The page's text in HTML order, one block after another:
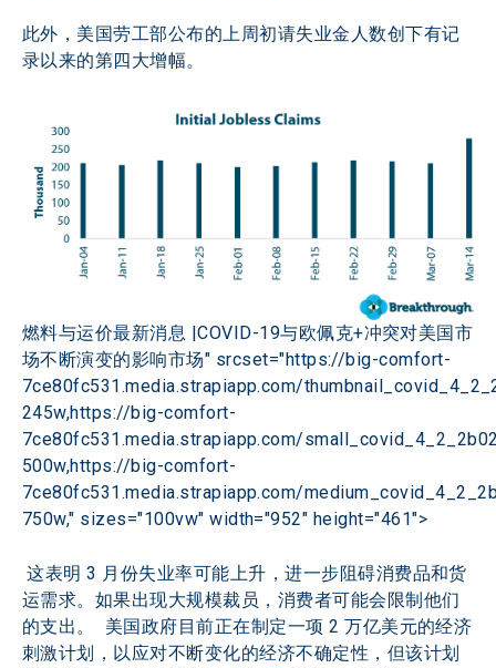
此外，美国劳工部公布的上周初请失业金人数创下有记
录以来的第四大增幅。
燃料与运价最新消息 |COVID-19与欧佩克+冲突对美国市
场不断演变的影响市场" srcset="https://big-comfort-
7ce80fc531.media.strapiapp.com/
245w,https://big-comfort-
7ce80fc531.media.strapiapp.com/
500w,https://big-comfort-
7ce80fc531.media.strapiapp.com/
750w," sizes="100vw" width="952" height="461">
这表明 3 月份失业率可能上升，进一步阻碍消费品和货
运需求。如果出现大规模裁员，消费者可能会限制他们
的支出。  美国政府目前正在制定一项 2 万亿美元的经济
刺激计划，以应对不断变化的经济不确定性，但该计划